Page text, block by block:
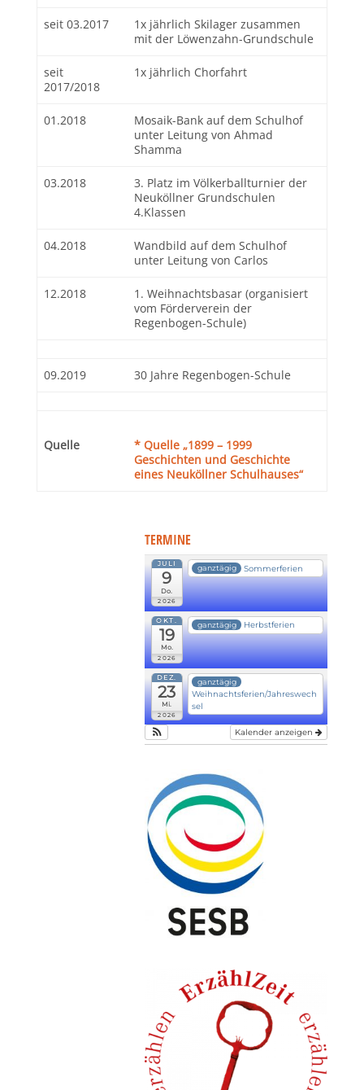
seit 03.2017
1x jährlich Skilager zusammen
mit der Löwenzahn-Grundschule
seit
2017/2018
1x jährlich Chorfahrt
01.2018
Mosaik-Bank auf dem Schulhof
unter Leitung von Ahmad
Shamma
03.2018
3. Platz im Völkerballturnier der
Neuköllner Grundschulen
4.Klassen
04.2018
Wandbild auf dem Schulhof
unter Leitung von Carlos
12.2018
1. Weihnachtsbasar (organisiert
vom Förderverein der
Regenbogen-Schule)
09.2019 30 Jahre Regenbogen-Schule
Quelle
* Quelle „1899 – 1999
Geschichten und Geschichte
eines Neuköllner Schulhauses“
TERMINE
JULI
9
Do.
2026
ganztägig Sommerferien
OKT.
19
Mo.
2026
ganztägig Herbstferien
DEZ.
23
Mi.
2026
ganztägig
Weihnachtsferien/Jahreswech
sel
Kalender anzeigen